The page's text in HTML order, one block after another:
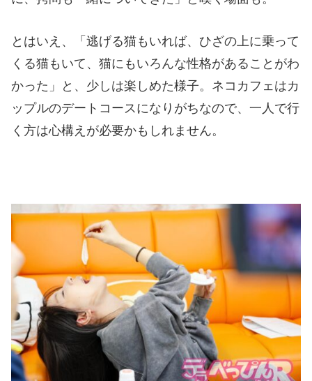
とはいえ、「逃げる猫もいれば、ひざの上に乗って
くる猫もいて、猫にもいろんな性格があることがわ
かった」と、少しは楽しめた様子。ネコカフェはカ
ップルのデートコースになりがちなので、一人で行
く方は心構えが必要かもしれません。